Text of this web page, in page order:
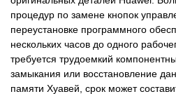
процедур по замене кнопок
переустановке программного
нескольких часов до одного
требуется трудоемкий
замыкания или восстановление
памяти Хуавей, срок может